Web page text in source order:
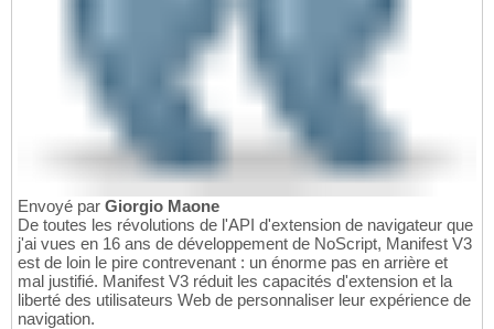
Envoyé par Giorgio Maone
De toutes les révolutions de l'API d'extension de navigateur que
j'ai vues en 16 ans de développement de NoScript, Manifest V3
est de loin le pire contrevenant : un énorme pas en arrière et
mal justifié. Manifest V3 réduit les capacités d'extension et la
liberté des utilisateurs Web de personnaliser leur expérience de
navigation.